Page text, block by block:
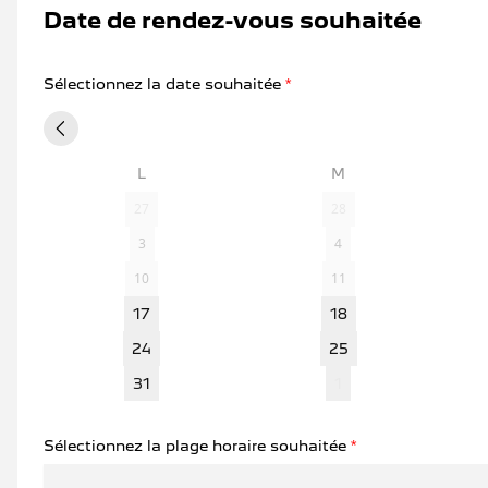
NOS SERVICES
Date de rendez-vous souhaitée
Sélectionnez la date souhaitée *
L M
3
4
10
11
17 18
24 25
31
Sélectionnez la plage horaire souhaitée *